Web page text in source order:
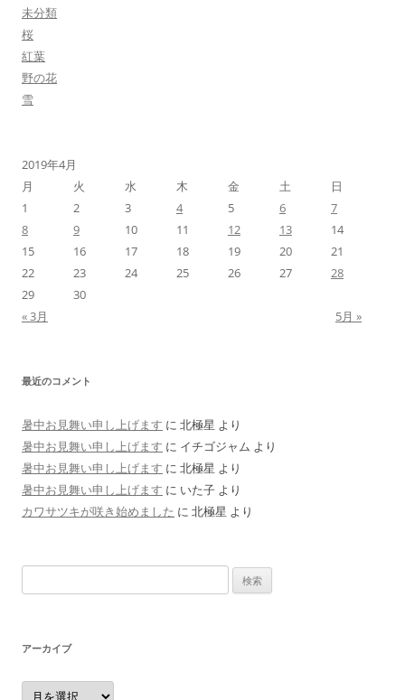
未分類
桜
紅葉
野の花
雪
2019年4月
月
火 水 木 金 土
日
1
2 3 4 5 6
7
8
9 10 11 12 13
14
15
16 17 18 19 20
21
22
23 24 25 26 27
28
29
30
« 3月
5月 »
最近のコメント
暑中お見舞い申し上げます に 北極星 より
暑中お見舞い申し上げます に イチゴジャム より
暑中お見舞い申し上げます に 北極星 より
暑中お見舞い申し上げます に いた子 より
カワサツキが咲き始めました に 北極星 より
索:
アーカイブ
ア